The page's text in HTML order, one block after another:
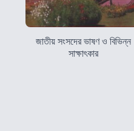
জাতীয় সংসদের ভাষণ ও বিভিন্ন
সাক্ষাৎকার